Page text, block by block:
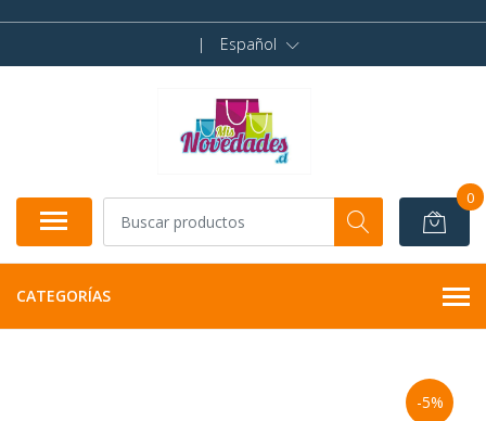
| Español
0
CATEGORÍAS
-5%